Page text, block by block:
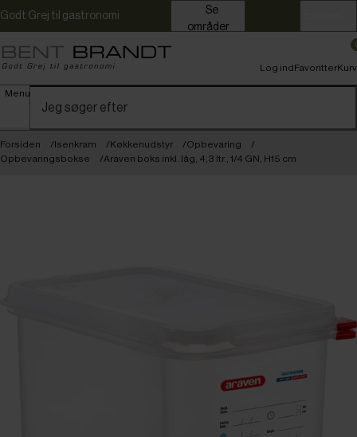
Godt Grej til gastronomi
områder
Menu
Log indFavoritterKurv
Forsiden Isenkram Køkkenudstyr
Opbevaring
Opbevaringsbokse
Araven boks inkl. låg, 4,3 ltr., 1/4 GN, H15 cm